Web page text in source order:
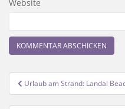
Website
Urlaub am Strand: Landal